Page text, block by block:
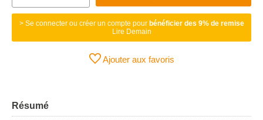
> Se connecter ou créer un compte pour bénéficier des 9% de remise
Lire Demain
Ajouter aux favoris
Résumé